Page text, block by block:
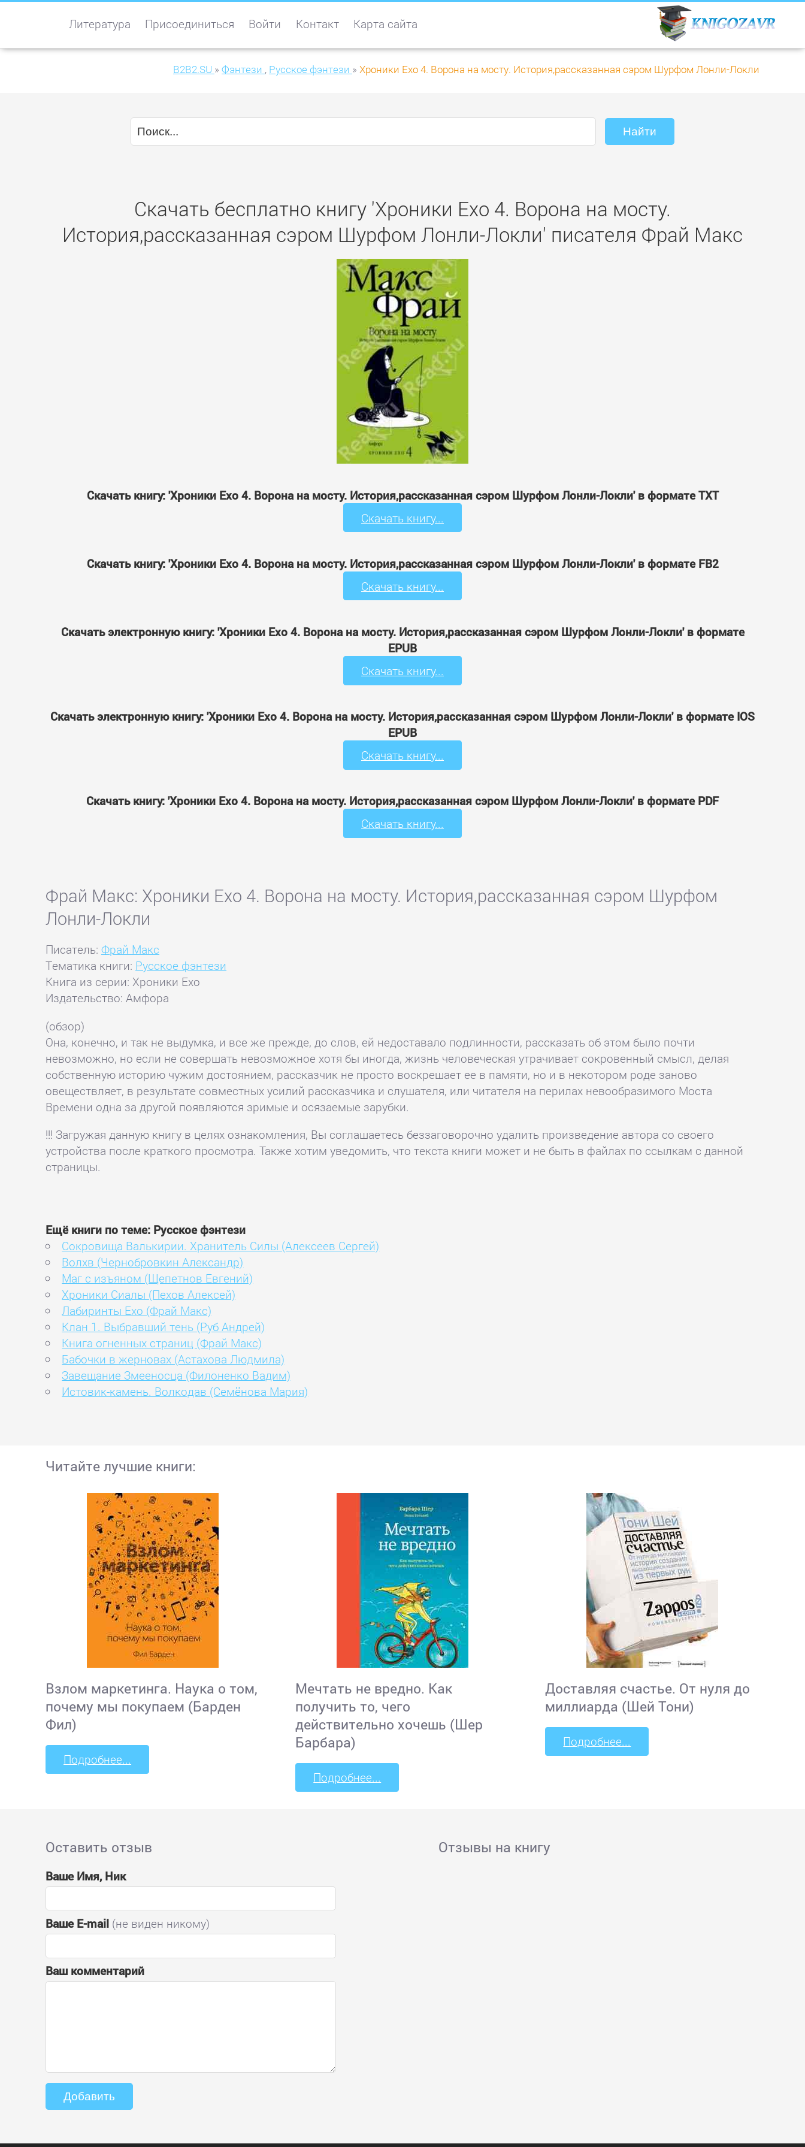
Литература Присоединиться Войти Контакт Карта сайта
B2B2.SU » Фэнтези , Русское фэнтези » Хроники Ехо 4. Ворона на мосту. История,рассказанная сэром Шурфом Лонли-Локли
Скачать бесплатно книгу 'Хроники Ехо 4. Ворона на мосту.
История,рассказанная сэром Шурфом Лонли-Локли' писателя Фрай Макс
Скачать книгу: 'Хроники Ехо 4. Ворона на мосту. История,рассказанная сэром Шурфом Лонли-Локли' в формате TXT
Скачать книгу...
Скачать книгу: 'Хроники Ехо 4. Ворона на мосту. История,рассказанная сэром Шурфом Лонли-Локли' в формате FB2
Скачать книгу...
Скачать электронную книгу: 'Хроники Ехо 4. Ворона на мосту. История,рассказанная сэром Шурфом Лонли-Локли' в формате
EPUB
Скачать книгу...
Скачать электронную книгу: 'Хроники Ехо 4. Ворона на мосту. История,рассказанная сэром Шурфом Лонли-Локли' в формате IOS
EPUB
Скачать книгу...
Скачать книгу: 'Хроники Ехо 4. Ворона на мосту. История,рассказанная сэром Шурфом Лонли-Локли' в формате PDF
Скачать книгу...
Фрай Макс: Хроники Ехо 4. Ворона на мосту. История,рассказанная сэром Шурфом
Лонли-Локли
Писатель:Фрай Макс
Тематика книги: Русское фэнтези
Книга из серии: Хроники Ехо
Издательство: Амфора
(обзор)
Она, конечно, и так не выдумка, и все же прежде, до слов, ей недоставало подлинности, рассказать об этом было почти
невозможно, но если не совершать невозможное хотя бы иногда, жизнь человеческая утрачивает сокровенный смысл, делая
собственную историю чужим достоянием, рассказчик не просто воскрешает ее в памяти, но и в некотором роде заново
овеществляет, в результате совместных усилий рассказчика и слушателя, или читателя на перилах невообразимого Моста
Времени одна за другой появляются зримые и осязаемые зарубки.
!!! Загружая данную книгу в целях ознакомления, Вы соглашаетесь беззаговорочно удалить произведение автора со своего
устройства после краткого просмотра. Также хотим уведомить, что текста книги может и не быть в файлах по ссылкам с данной
страницы.
Ещё книги по теме: Русское фэнтези
Сокровища Валькирии. Хранитель Силы (Алексеев Сергей)
Волхв (Чернобровкин Александр)
Маг с изъяном (Щепетнов Евгений)
Хроники Сиалы (Пехов Алексей)
Лабиринты Ехо (Фрай Макс)
Клан 1. Выбравший тень (Руб Андрей)
Книга огненных страниц (Фрай Макс)
Бабочки в жерновах (Астахова Людмила)
Завещание Змееносца (Филоненко Вадим)
Истовик-камень. Волкодав (Семёнова Мария)
Читайте лучшие книги:
Взлом маркетинга. Наука о том,
почему мы покупаем (Барден
Фил)
Подробнее...
Мечтать не вредно. Как
получить то, чего
действительно хочешь (Шер
Барбара)
Подробнее...
Доставляя счастье. От нуля до
миллиарда (Шей Тони)
Подробнее...
Оставить отзыв
Ваше Имя, Ник
Ваше E-mail (не виден никому)
Ваш комментарий
Отзывы на книгу